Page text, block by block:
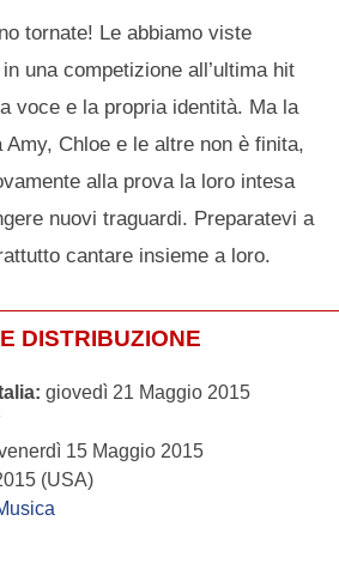
tornate! Le abbiamo viste
una competizione all’ultima hit
voce e la propria identità. Ma la
Chloe e le altre non è finita,
alla prova la loro intesa
nuovi traguardi. Preparatevi a
cantare insieme a loro.
DISTRIBUZIONE
giovedì 21 Maggio 2015
15 Maggio 2015
(USA)